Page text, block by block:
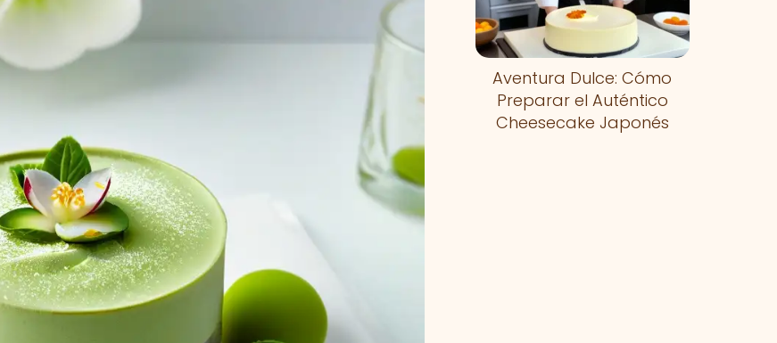
Aventura Dulce: Cómo
Preparar el Auténtico
Cheesecake Japonés